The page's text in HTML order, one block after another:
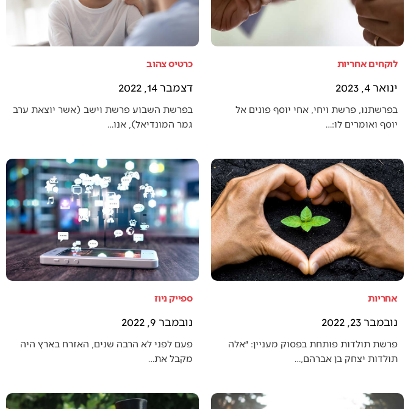
לוקחים אחריות
ינואר 4, 2023
בפרשתנו, פרשת ויחי, אחי יוסף פונים אל
יוסף ואומרים לו:…
כרטיס צהוב
דצמבר 14, 2022
בפרשת השבוע פרשת וישב (אשר יוצאת ערב
גמר המונדיאל), אנו…
אחריות
נובמבר 23, 2022
פרשת תולדות פותחת בפסוק מעניין: ״אלה
תולדות יצחק בן אברהם,…
ספייק ניוז
נובמבר 9, 2022
פעם לפני לא הרבה שנים, האזרח בארץ היה
מקבל את…